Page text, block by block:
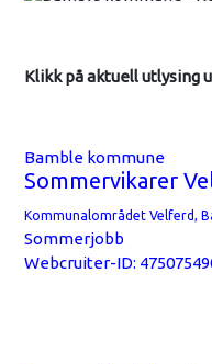
Klikk på aktuell utlysing
Bamble kommune
Sommervikarer
Kommunalområdet Velferd,
Sommerjobb
Webcruiter-ID: